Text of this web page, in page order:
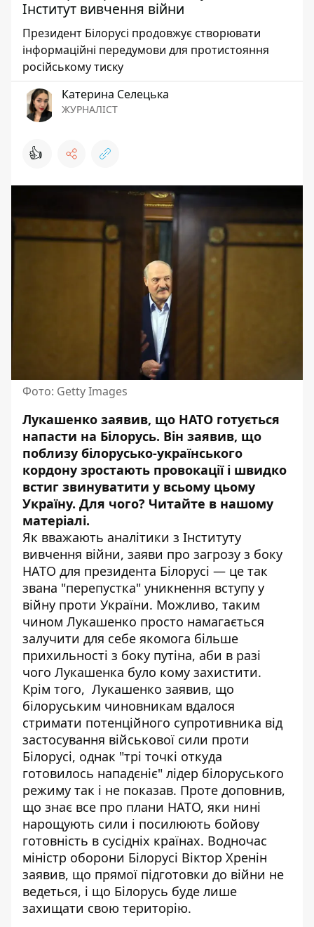
Інститут вивчення війни
Президент Білорусі продовжує створювати
інформаційні передумови для протистояння
російському тиску
Катерина Селецька
ЖУРНАЛІСТ
👍
Фото: Getty Images
Лукашенко заявив, що НАТО готується
напасти на Білорусь. Він заявив, що
поблизу білорусько-українського
кордону зростають провокації і швидко
встиг звинуватити у всьому цьому
Україну. Для чого? Читайте в нашому
матеріалі.
Як вважають аналітики з Інституту
вивчення війни, заяви про загрозу з боку
НАТО для президента Білорусі — це так
звана "перепустка" уникнення вступу у
війну проти України. Можливо, таким
чином Лукашенко просто намагається
залучити для себе якомога більше
прихильності з боку путіна, аби в разі
чого Лукашенка було кому захистити.
Крім того, Лукашенко заявив, що
білоруським чиновникам вдалося
стримати потенційного супротивника від
застосування військової сили проти
Білорусі, однак "трі точкі откуда
готовилось нападєніє" лідер білоруського
режиму так і не показав. Проте доповнив,
що знає все про плани НАТО, яки нині
нарощують сили і посилюють бойову
готовність в сусідніх країнах. Водночас
міністр оборони Білорусі Віктор Хренін
заявив, що прямої підготовки до війни не
ведеться, і що Білорусь буде лише
захищати свою територію.